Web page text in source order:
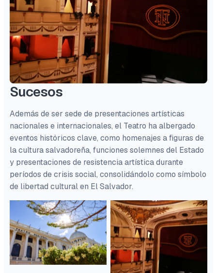
Sucesos
Además de ser sede de presentaciones artísticas
nacionales e internacionales, el Teatro ha albergado
eventos históricos clave, como homenajes a figuras de
la cultura salvadoreña, funciones solemnes del Estado
y presentaciones de resistencia artística durante
períodos de crisis social, consolidándolo como símbolo
de libertad cultural en El Salvador.